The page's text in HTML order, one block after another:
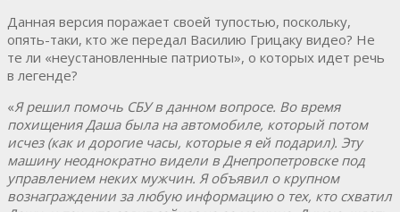
Данная версия поражает своей тупостью, поскольку,
опять-таки, кто же передал Василию Грицаку видео? Не
те ли «неустановленные патриоты», о которых идет речь
в легенде?
«Я решил помочь СБУ в данном вопросе. Во время
похищения Даша была на автомобиле, который потом
исчез (как и дорогие часы, которые я ей подарил). Эту
машину неоднократно видели в Днепропетровске под
управлением неких мужчин. Я объявил о крупном
вознаграждении за любую информацию о тех, кто схватил